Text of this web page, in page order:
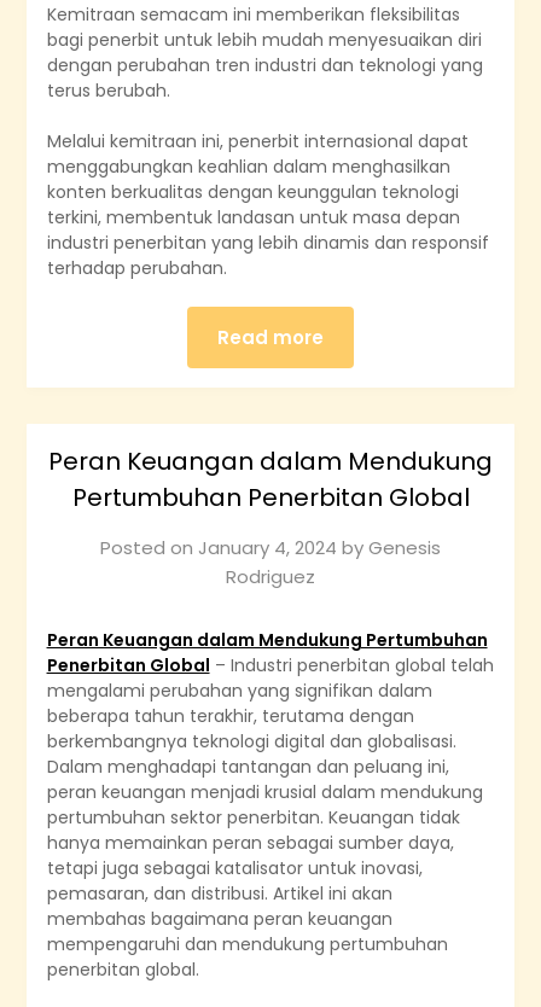
Kemitraan semacam ini memberikan fleksibilitas
bagi penerbit untuk lebih mudah menyesuaikan diri
dengan perubahan tren industri dan teknologi yang
terus berubah.
Melalui kemitraan ini, penerbit internasional dapat
menggabungkan keahlian dalam menghasilkan
konten berkualitas dengan keunggulan teknologi
terkini, membentuk landasan untuk masa depan
industri penerbitan yang lebih dinamis dan responsif
terhadap perubahan.
Read more
Peran Keuangan dalam Mendukung
Pertumbuhan Penerbitan Global
Posted on January 4, 2024 byGenesis
Rodriguez
Peran Keuangan dalam Mendukung Pertumbuhan
Penerbitan Global – Industri penerbitan global telah
mengalami perubahan yang signifikan dalam
beberapa tahun terakhir, terutama dengan
berkembangnya teknologi digital dan globalisasi.
Dalam menghadapi tantangan dan peluang ini,
peran keuangan menjadi krusial dalam mendukung
pertumbuhan sektor penerbitan. Keuangan tidak
hanya memainkan peran sebagai sumber daya,
tetapi juga sebagai katalisator untuk inovasi,
pemasaran, dan distribusi. Artikel ini akan
membahas bagaimana peran keuangan
mempengaruhi dan mendukung pertumbuhan
penerbitan global.